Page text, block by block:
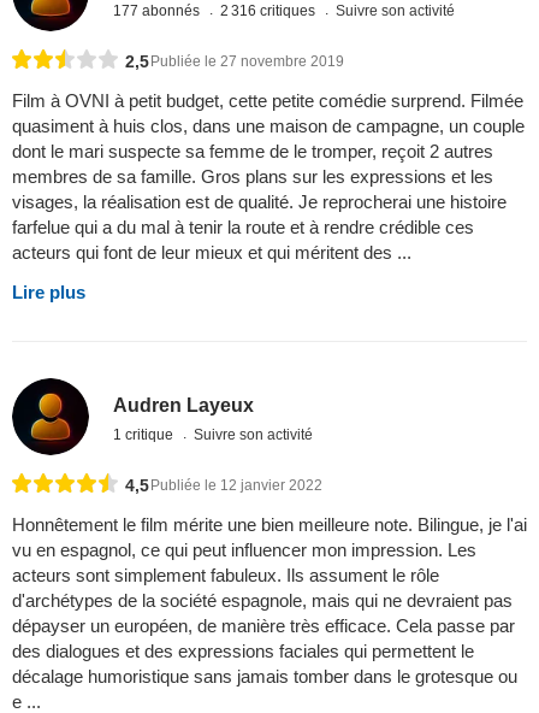
177 abonnés 2 316 critiques Suivre son activité
2,5Publiée le 27 novembre 2019
Film à OVNI à petit budget, cette petite comédie surprend. Filmée
quasiment à huis clos, dans une maison de campagne, un couple
dont le mari suspecte sa femme de le tromper, reçoit 2 autres
membres de sa famille. Gros plans sur les expressions et les
visages, la réalisation est de qualité. Je reprocherai une histoire
farfelue qui a du mal à tenir la route et à rendre crédible ces
acteurs qui font de leur mieux et qui méritent des ...
Lire plus
Audren Layeux
1 critique Suivre son activité
4,5Publiée le 12 janvier 2022
Honnêtement le film mérite une bien meilleure note. Bilingue, je l'ai
vu en espagnol, ce qui peut influencer mon impression. Les
acteurs sont simplement fabuleux. Ils assument le rôle
d'archétypes de la société espagnole, mais qui ne devraient pas
dépayser un européen, de manière très efficace. Cela passe par
des dialogues et des expressions faciales qui permettent le
décalage humoristique sans jamais tomber dans le grotesque ou
e ...